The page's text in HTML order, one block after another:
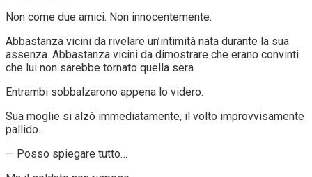
Non come due amici. Non innocentemente.
Abbastanza vicini da rivelare un’intimità nata durante la sua
assenza. Abbastanza vicini da dimostrare che erano convinti
che lui non sarebbe tornato quella sera.
Entrambi sobbalzarono appena lo videro.
Sua moglie si alzò immediatamente, il volto improvvisamente
pallido.
— Posso spiegare tutto…